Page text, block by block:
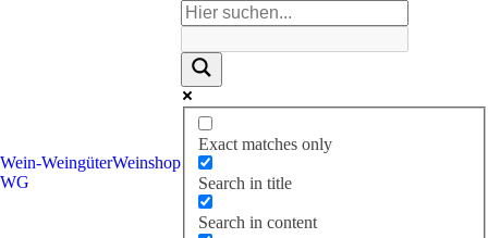
Wein-
WG
WeingüterWeinshop
Exact matches only
Search in title
Search in content